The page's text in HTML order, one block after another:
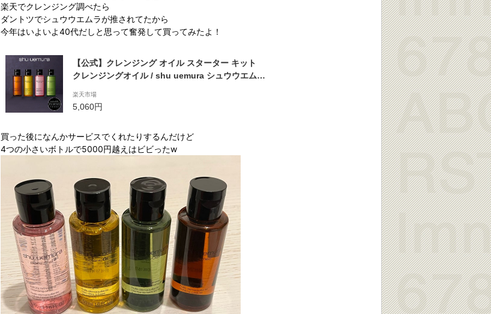
楽天でクレンジング調べたら
ダントツでシュウウエムラが推されてたから
今年はいよいよ40代だしと思って奮発して買ってみたよ！
【公式】クレンジング オイル スターター キット
クレンジングオイル / shu uemura シュウウエムラ
ント ギフト 誕生日 誕生日プレゼント 化粧品
楽天市場
5,060円
買った後になんかサービスでくれたりするんだけど
4つの小さいボトルで5000円越えはビビったw